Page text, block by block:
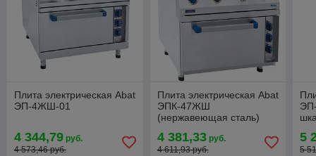
Плита электрическая Abat
ЭП-4ЖШ-01
4 344,79 руб.
4 573,46 руб.
Плита электрическая Abat
ЭПК-47ЖШ
(нержавеющая сталь)
4 381,33руб.
4 611,93 руб.
5
5